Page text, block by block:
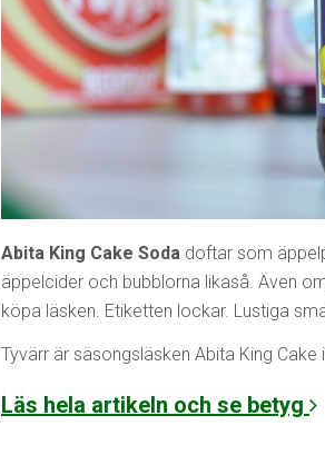
Abita King Cake Soda doftar som
äppelcider och bubblorna likaså. Även
köpa läsken. Etiketten lockar. Lustiga
Tyvärr är säsongsläsken Abita King Cake
Läs hela artikeln och se betyg